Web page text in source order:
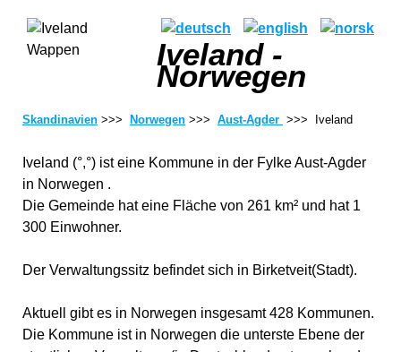
Iveland -
Norwegen
Skandinavien >>> Norwegen >>> Aust-Agder >>> Iveland
Iveland (°,°) ist eine Kommune in der Fylke Aust-Agder
in Norwegen .
Die Gemeinde hat eine Fläche von 261 km² und hat 1
300 Einwohner.
Der Verwaltungssitz befindet sich in Birketveit(Stadt).
Aktuell gibt es in Norwegen insgesamt 428 Kommunen.
Die Kommune ist in Norwegen die unterste Ebene der